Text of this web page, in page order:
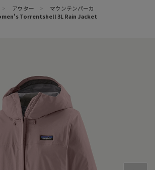
> アウター >
マウンテンパーカ
Torrentshell 3L Rain Jacket